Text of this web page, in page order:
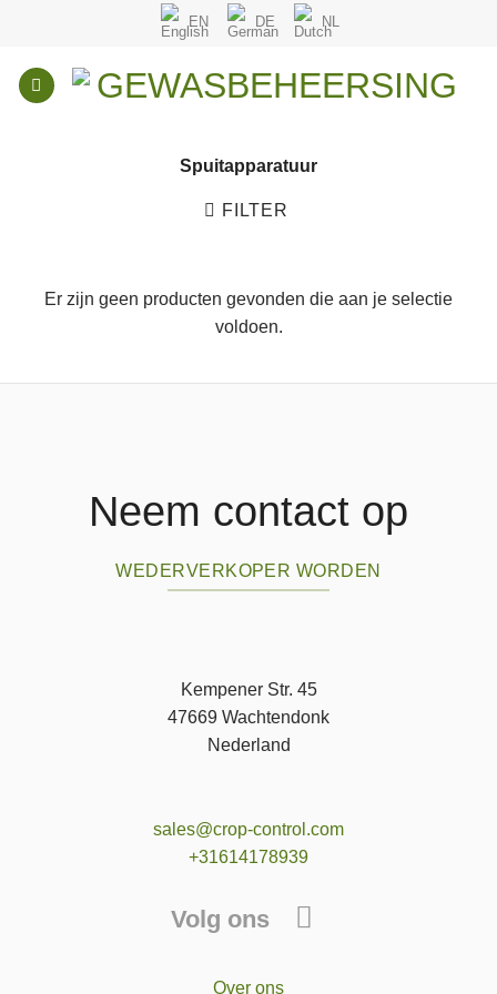
inhoud
EN DE NL
Spuitapparatuur
FILTER
Er zijn geen producten gevonden die aan je selectie
voldoen.
Neem contact op
WEDERVERKOPER WORDEN
Kempener Str. 45
47669 Wachtendonk
Nederland
sales@crop-control.com
+31614178939
Volg ons
Over ons